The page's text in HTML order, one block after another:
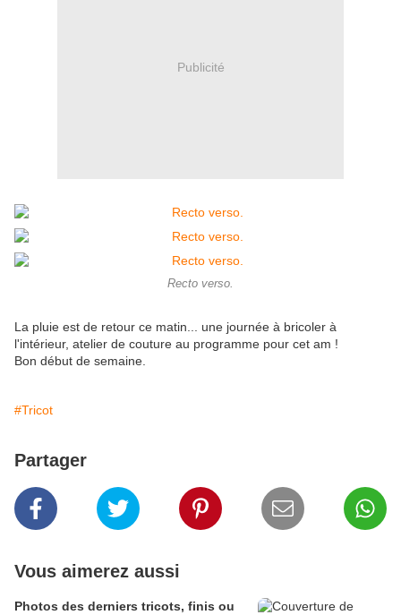
Publicité
Recto verso.
La pluie est de retour ce matin... une journée à bricoler à
l'intérieur, atelier de couture au programme pour cet am !
Bon début de semaine.
#Tricot
Partager
Vous aimerez aussi
Photos des derniers tricots, finis ou